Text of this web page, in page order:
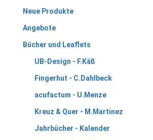
Neue Produkte
Angebote
Bücher und Leaflets
UB-Design - F.Käß
Fingerhut - C.Dahlbeck
acufactum - U.Menze
Kreuz & Quer - M.Martinez
Jahrbücher - Kalender